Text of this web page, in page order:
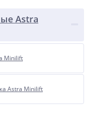
Astra
Minilift
Astra Minilift